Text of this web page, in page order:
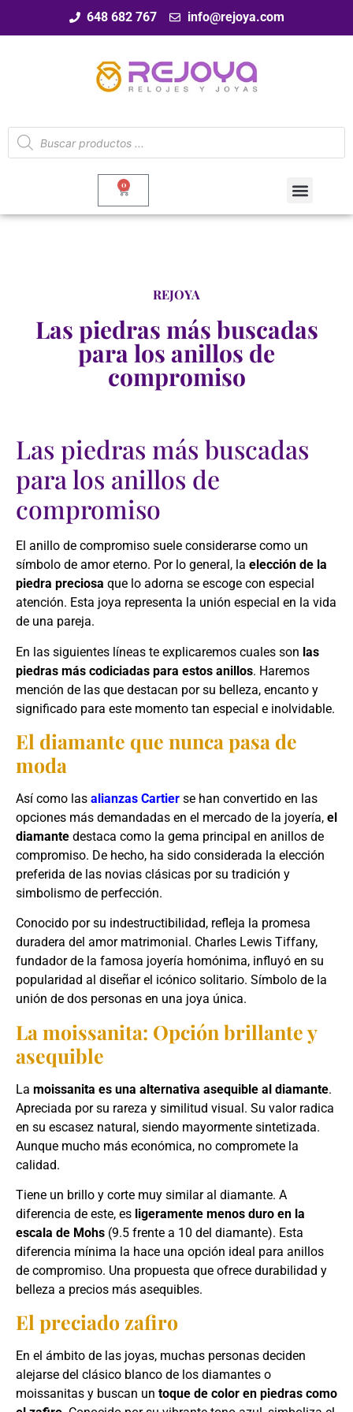
648 682 767 info@rejoya.com
0
REJOYA
Las piedras más buscadas
para los anillos de
compromiso
Las piedras más buscadas
para los anillos de
compromiso
El anillo de compromiso suele considerarse como un
símbolo de amor eterno. Por lo general, la elección de la
piedra preciosa que lo adorna se escoge con especial
atención. Esta joya representa la unión especial en la vida
de una pareja.
En las siguientes líneas te explicaremos cuales son las
piedras más codiciadas para estos anillos. Haremos
mención de las que destacan por su belleza, encanto y
significado para este momento tan especial e inolvidable.
El diamante que nunca pasa de
moda
Así como las alianzas Cartier se han convertido en las
opciones más demandadas en el mercado de la joyería, el
diamante destaca como la gema principal en anillos de
compromiso. De hecho, ha sido considerada la elección
preferida de las novias clásicas por su tradición y
simbolismo de perfección.
Conocido por su indestructibilidad, refleja la promesa
duradera del amor matrimonial. Charles Lewis Tiffany,
fundador de la famosa joyería homónima, influyó en su
popularidad al diseñar el icónico solitario. Símbolo de la
unión de dos personas en una joya única.
La moissanita: Opción brillante y
asequible
La moissanita es una alternativa asequible al diamante.
Apreciada por su rareza y similitud visual. Su valor radica
en su escasez natural, siendo mayormente sintetizada.
Aunque mucho más económica, no compromete la
calidad.
Tiene un brillo y corte muy similar al diamante. A
diferencia de este, es ligeramente menos duro en la
escala de Mohs (9.5 frente a 10 del diamante). Esta
diferencia mínima la hace una opción ideal para anillos
de compromiso. Una propuesta que ofrece durabilidad y
belleza a precios más asequibles.
El preciado zafiro
En el ámbito de las joyas, muchas personas deciden
alejarse del clásico blanco de los diamantes o
moissanitas y buscan un toque de color en piedras como